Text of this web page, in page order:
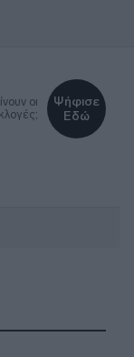
οι
Ψήφισε
Εδώ